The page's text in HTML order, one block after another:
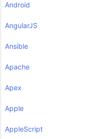
Android
AngularJS
Ansible
Apache
Apex
Apple
AppleScript